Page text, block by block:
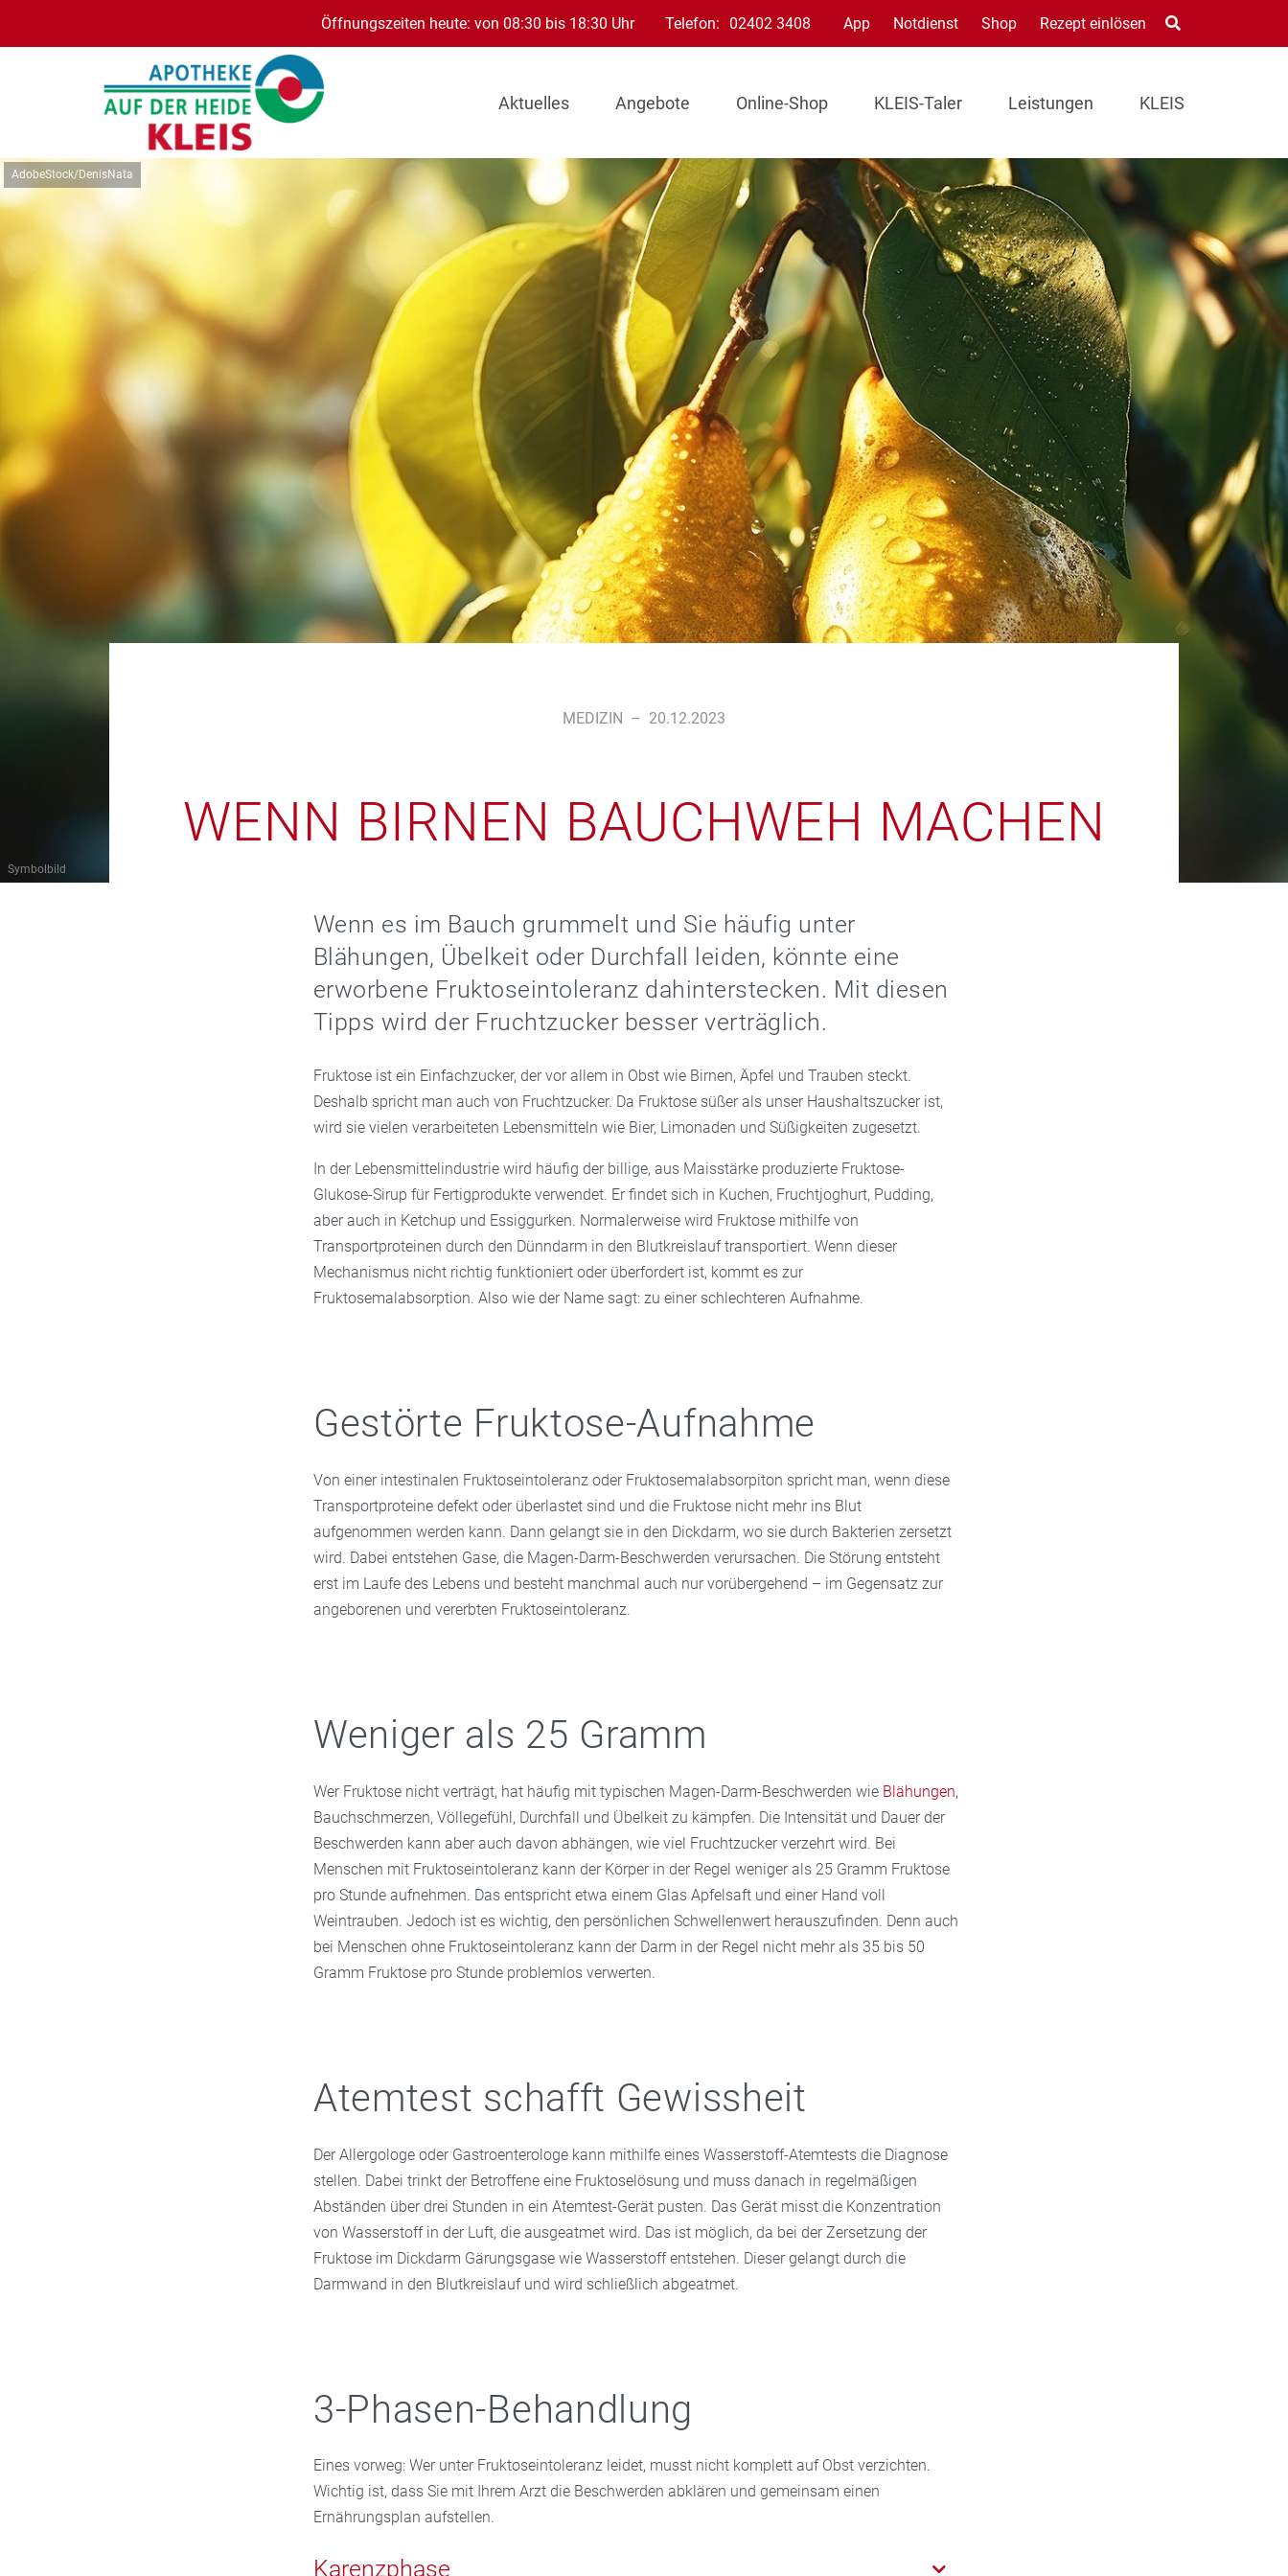
Öffnungszeiten heute: von 08:30 bis 18:30 Uhr Telefon: 02402 3408 App Notdienst Shop Rezept einlösen
Aktuelles Angebote Online-Shop KLEIS-Taler Leistungen KLEIS
AdobeStock/DenisNata
Symbolbild
MEDIZIN – 20.12.2023
WENN BIRNEN BAUCHWEH MACHEN
Wenn es im Bauch grummelt und Sie häufig unter
Blähungen, Übelkeit oder Durchfall leiden, könnte eine
erworbene Fruktoseintoleranz dahinterstecken. Mit diesen
Tipps wird der Fruchtzucker besser verträglich.
Fruktose ist ein Einfachzucker, der vor allem in Obst wie Birnen, Äpfel und Trauben steckt.
Deshalb spricht man auch von Fruchtzucker. Da Fruktose süßer als unser Haushaltszucker ist,
wird sie vielen verarbeiteten Lebensmitteln wie Bier, Limonaden und Süßigkeiten zugesetzt.
In der Lebensmittelindustrie wird häufig der billige, aus Maisstärke produzierte Fruktose-
Glukose-Sirup für Fertigprodukte verwendet. Er findet sich in Kuchen, Fruchtjoghurt, Pudding,
aber auch in Ketchup und Essiggurken. Normalerweise wird Fruktose mithilfe von
Transportproteinen durch den Dünndarm in den Blutkreislauf transportiert. Wenn dieser
Mechanismus nicht richtig funktioniert oder überfordert ist, kommt es zur
Fruktosemalabsorption. Also wie der Name sagt: zu einer schlechteren Aufnahme.
Gestörte Fruktose-Aufnahme
Von einer intestinalen Fruktoseintoleranz oder Fruktosemalabsorpiton spricht man, wenn diese
Transportproteine defekt oder überlastet sind und die Fruktose nicht mehr ins Blut
aufgenommen werden kann. Dann gelangt sie in den Dickdarm, wo sie durch Bakterien zersetzt
wird. Dabei entstehen Gase, die Magen-Darm-Beschwerden verursachen. Die Störung entsteht
erst im Laufe des Lebens und besteht manchmal auch nur vorübergehend – im Gegensatz zur
angeborenen und vererbten Fruktoseintoleranz.
Weniger als 25 Gramm
Wer Fruktose nicht verträgt, hat häufig mit typischen Magen-Darm-Beschwerden wie Blähungen,
Bauchschmerzen, Völlegefühl, Durchfall und Übelkeit zu kämpfen. Die Intensität und Dauer der
Beschwerden kann aber auch davon abhängen, wie viel Fruchtzucker verzehrt wird. Bei
Menschen mit Fruktoseintoleranz kann der Körper in der Regel weniger als 25 Gramm Fruktose
pro Stunde aufnehmen. Das entspricht etwa einem Glas Apfelsaft und einer Hand voll
Weintrauben. Jedoch ist es wichtig, den persönlichen Schwellenwert herauszufinden. Denn auch
bei Menschen ohne Fruktoseintoleranz kann der Darm in der Regel nicht mehr als 35 bis 50
Gramm Fruktose pro Stunde problemlos verwerten.
Atemtest schafft Gewissheit
Der Allergologe oder Gastroenterologe kann mithilfe eines Wasserstoff-Atemtests die Diagnose
stellen. Dabei trinkt der Betroffene eine Fruktoselösung und muss danach in regelmäßigen
Abständen über drei Stunden in ein Atemtest-Gerät pusten. Das Gerät misst die Konzentration
von Wasserstoff in der Luft, die ausgeatmet wird. Das ist möglich, da bei der Zersetzung der
Fruktose im Dickdarm Gärungsgase wie Wasserstoff entstehen. Dieser gelangt durch die
Darmwand in den Blutkreislauf und wird schließlich abgeatmet.
3-Phasen-Behandlung
Eines vorweg: Wer unter Fruktoseintoleranz leidet, musst nicht komplett auf Obst verzichten.
Wichtig ist, dass Sie mit Ihrem Arzt die Beschwerden abklären und gemeinsam einen
Ernährungsplan aufstellen.
Karenzphase